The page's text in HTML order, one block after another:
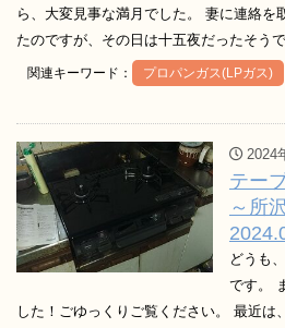
ら、大変見事な満月でした。 妻に連絡を
たのですが、その日は十五夜だったそう
関連キーワード： プロパンガス(LPガス)
2024
テー
～所
どうも
です。
した！ごゆっくりご覧ください。 最近は